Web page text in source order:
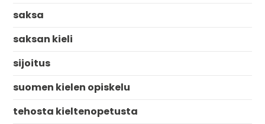
saksa
saksan kieli
sijoitus
suomen kielen opiskelu
tehosta kieltenopetusta